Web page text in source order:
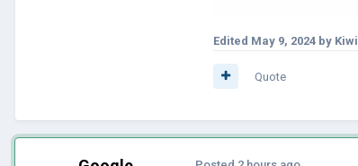
Edited May 9, 2024 by Kiwi
Quote